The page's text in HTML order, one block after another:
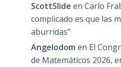
ScottSlide en Carlo
complicado es que las
aburridas”
Angelodom en El
de Matemáticos 2026,